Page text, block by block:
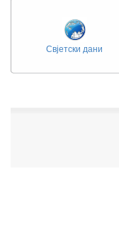
Свјетски дани